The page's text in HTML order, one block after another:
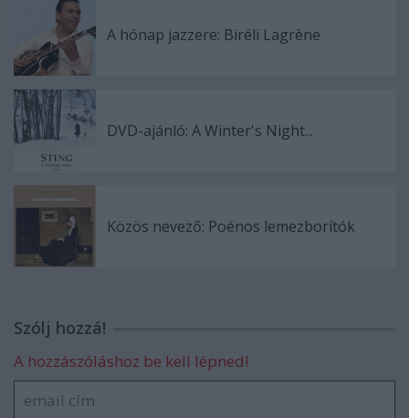
A hónap jazzere: Biréli Lagrène
DVD-ajánló: A Winter's Night...
Közös nevező: Poénos lemezborítók
Szólj hozzá!
A hozzászóláshoz be kell lépned!